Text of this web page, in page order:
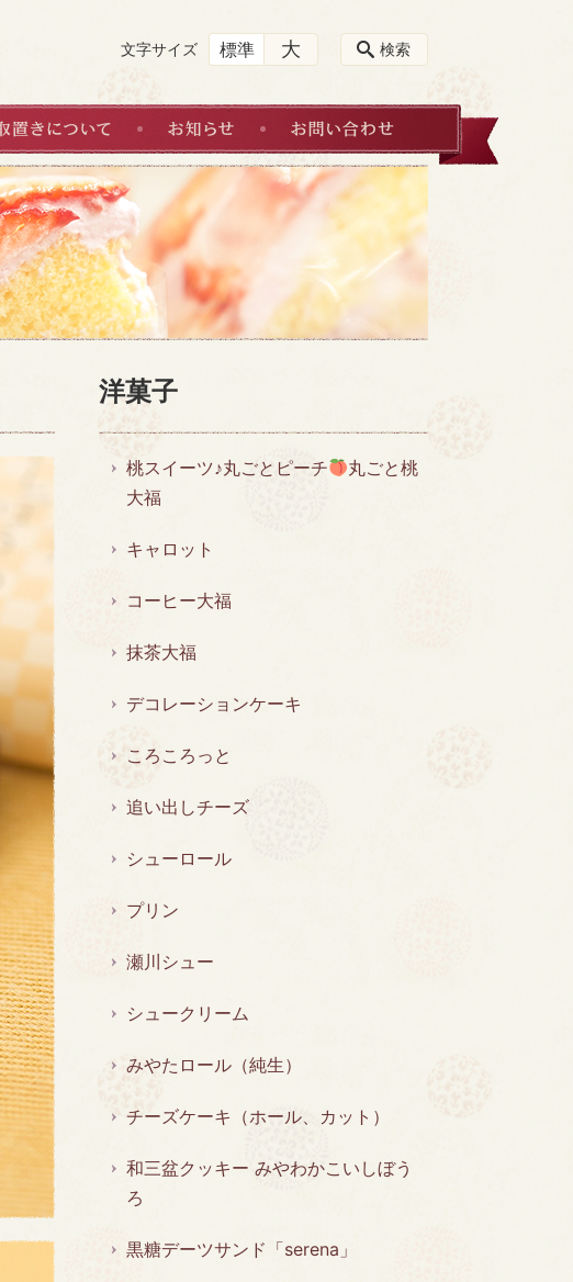
ネット販売・お取置きについて お知らせ
検索
文字サイズ 標準 大
洋菓子
桃スイーツ♪丸ごとピーチ
丸ごと桃
大福
キャロット
コーヒー大福
抹茶大福
デコレーションケーキ
ころころっと
追い出しチーズ
シューロール
プリン
瀬川シュー
シュークリーム
みやたロール（純生）
チーズケーキ（ホール、カット）
和三盆クッキー みやわかこいしぼう
ろ
黒糖デーツサンド「serena」